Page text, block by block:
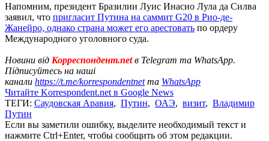
Напомним, президент Бразилии Луис Инасио Лула да Силва
заявил, что пригласит Путина на саммит G20 в Рио-де-
Жанейро, однако страна может его арестовать по ордеру
Международного уголовного суда.
Новини від Корреспондент.netв Telegram та WhatsApp.
Підписуйтесь на наші
канали https://t.me/korrespondentnetта WhatsApp
Читайте Korrespondent.net в Google News
ТЕГИ: Саудовская Аравия, Путин, ОАЭ, визит, Владимир
Путин
Если вы заметили ошибку, выделите необходимый текст и
нажмите Ctrl+Enter, чтобы сообщить об этом редакции.